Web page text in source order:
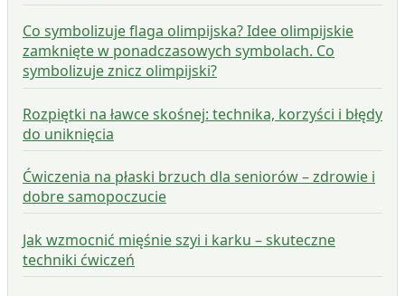
Co symbolizuje flaga olimpijska? Idee olimpijskie
zamknięte w ponadczasowych symbolach. Co
symbolizuje znicz olimpijski?
Rozpiętki na ławce skośnej: technika, korzyści i błędy
do uniknięcia
Ćwiczenia na płaski brzuch dla seniorów – zdrowie i
dobre samopoczucie
Jak wzmocnić mięśnie szyi i karku – skuteczne
techniki ćwiczeń